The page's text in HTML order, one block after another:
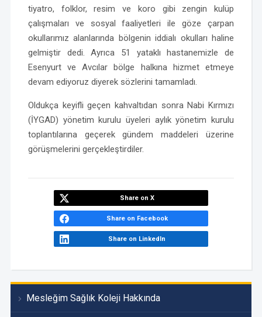
Mesleğim Sağlık Koleji Hakkında
tiyatro, folklor, resim ve koro gibi zengin kulüp
çalışmaları ve sosyal faaliyetleri ile göze çarpan
okullarımız alanlarında bölgenin iddialı okulları haline
gelmiştir dedi. Ayrıca 51 yataklı hastanemizle de
Esenyurt ve Avcılar bölge halkına hizmet etmeye
devam ediyoruz diyerek sözlerini tamamladı.
Oldukça keyifli geçen kahvaltıdan sonra Nabi Kırmızı
(İYGAD) yönetim kurulu üyeleri aylık yönetim kurulu
toplantılarına geçerek gündem maddeleri üzerine
görüşmelerini gerçekleştirdiler.
Share on X
Share on Facebook
Share on LinkedIn